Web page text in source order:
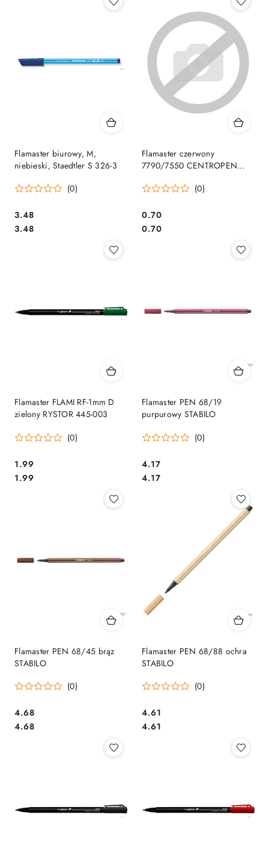
Flamaster biurowy, M,
niebieski, Staedtler S 326-3
(0)
Cena:
3.48
Cena:
3.48
Flamaster czerwony
7790/7550 CENTROPEN
(0)
Cena:
0.70
Cena:
0.70
Flamaster FLAMI RF-1mm D
zielony RYSTOR 445-003
(0)
Cena:
1.99
Cena:
1.99
Flamaster PEN 68/19
purpurowy STABILO
(0)
Cena:
4.17
Cena:
4.17
Flamaster PEN 68/45 brąz
STABILO
(0)
Cena:
4.68
Cena:
4.68
Flamaster PEN 68/88 ochra
STABILO
(0)
Cena:
4.61
Cena:
4.61